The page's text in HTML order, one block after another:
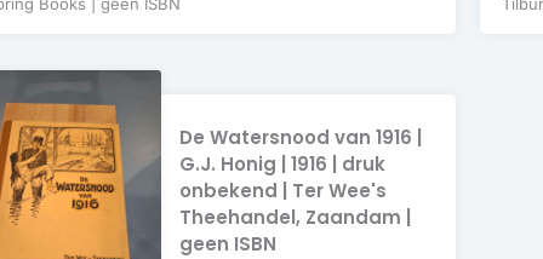
Books | geen ISBN
De Watersnood van 1916 |
G.J. Honig | 1916 | druk
onbekend | Ter Wee's
Theehandel, Zaandam |
geen ISBN